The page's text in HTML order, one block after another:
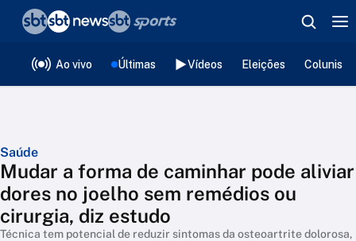
Ao vivo Últimas Vídeos Eleições
Saúde
Mudar a forma de caminhar pode aliviar
dores no joelho sem remédios ou
cirurgia, diz estudo
Técnica tem potencial de reduzir sintomas da osteoartrite dolorosa,
❮voltar
Editorias